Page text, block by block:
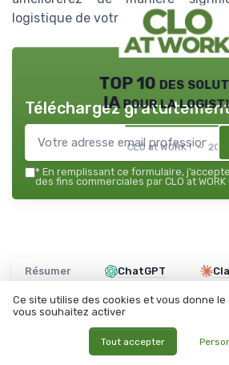
logistique de votre entreprise.
TOP 10 des
IA pour la
CLO at WORK ! — 2026
Téléchargez
* En remplissant ce formulaire,
des fins commerciales par CLO at
Résumer ChatGPT
Recevez les dernières
CLO at WORK !
Ce site utilise des cookies et vous donne
vous souhaitez activer
Tout accepter